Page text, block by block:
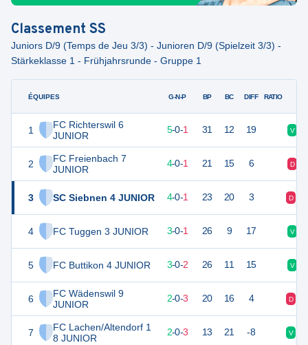
Classement SS
Juniors D/9 (Temps de Jeu 3/3) - Junioren D/9 (Spielzeit 3/3) -
Stärkeklasse 1 - Frühjahrsrunde - Gruppe 1
ÉQUIPES
1
FC Richterswil 6
JUNIOR
2
FC Freienbach 7
JUNIOR
3 SC Siebnen 4 JUNIOR
4 FC Tuggen 3 JUNIOR
5 FC Buttikon 4 JUNIOR
6
FC Wädenswil 9
JUNIOR
7
FC Lachen/Altendorf 1
8 JUNIOR
G-N-P BP BC DIFF RATIO
15 5-0-1 31 12 19 V
12 4-0-1 21 15 6 D
12 5 4-0-1 23 20 3 D
9 4 3-0-1 26 9 17 V
9 5 3-0-2 26 11 15 V
2-0-3 20 16 4 D
6 5 2-0-3 13 21 -8 V